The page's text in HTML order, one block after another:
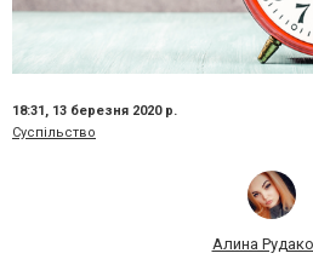
18:31, 13 березня 2020 р.
Суспільство
Алина